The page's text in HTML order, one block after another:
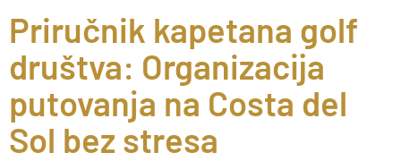
Priručnik kapetana golf
društva: Organizacija
putovanja na Costa del
Sol bez stresa